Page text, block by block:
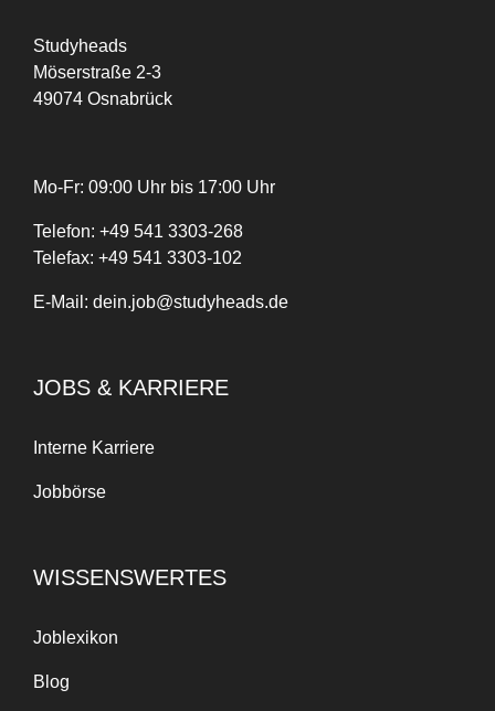
Studyheads
Möserstraße 2-3
49074 Osnabrück
Mo-Fr: 09:00 Uhr bis 17:00 Uhr
Telefon: +49 541 3303-268
Telefax: +49 541 3303-102
E-Mail: dein.job@studyheads.de
JOBS & KARRIERE
Interne Karriere
Jobbörse
WISSENSWERTES
Joblexikon
Blog